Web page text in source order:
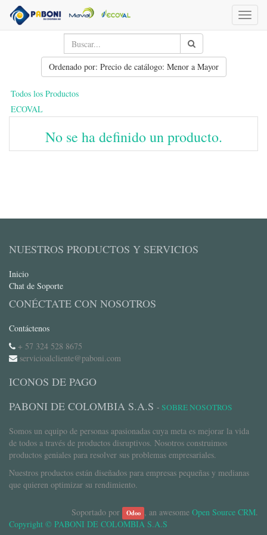
Toggle
Ordenado por: Precio de catálogo: Menor a Mayor
Todos los Productos
ECOVAL
No se ha definido un producto.
NUESTROS PRODUCTOS Y SERVICIOS
Inicio
Chat de Soporte
CONÉCTATE CON NOSOTROS
Contáctenos
+ 57 324 528 8675
servicioalcliente@paboni.com
ICONOS DE PAGO
PABONI DE COLOMBIA S.A.S - SOBRE NOSOTROS
Somos un equipo de personas apasionadas cuya meta es mejorar la vida
de todos a través de productos disruptivos. Nosotros construimos
productos geniales para resolver sus problemas empresariales.
Nuestros productos están diseñados para empresas pequeñas y medianas
que quieren optimizar su rendimiento.
Soportado por Odoo , an awesome Open Source CRM.
Copyright © PABONI DE COLOMBIA S.A.S